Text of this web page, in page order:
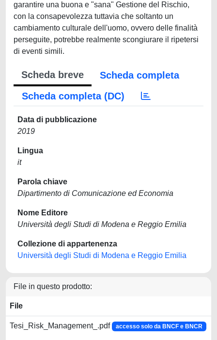
garantire una buona e "sana" Gestione del Rischio,
con la consapevolezza tuttavia che soltanto un
cambiamento culturale dell'uomo, ovvero delle finalità
perseguite, potrebbe realmente scongiurare il ripetersi
di eventi simili.
Scheda breve
Scheda completa
Scheda completa (DC)
Data di pubblicazione
2019
Lingua
it
Parola chiave
Dipartimento di Comunicazione ed Economia
Nome Editore
Università degli Studi di Modena e Reggio Emilia
Collezione di appartenenza
Università degli Studi di Modena e Reggio Emilia
File in questo prodotto:
File
Tesi_Risk_Management_.pdf accesso solo da BNCF e BNCR